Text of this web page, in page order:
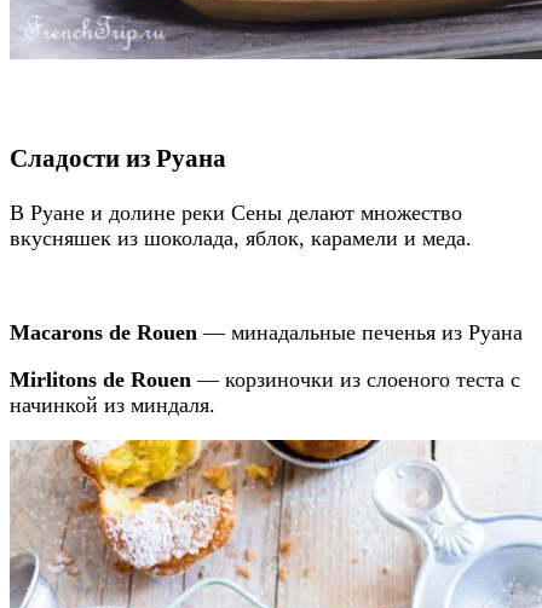
Сладости из Руана
В Руане и долине реки Сены делают множество
вкусняшек из шоколада, яблок, карамели и меда.
Macarons de Rouen — минадальные печенья из Руана
Mirlitons de Rouen — корзиночки из слоеного теста с
начинкой из миндаля.